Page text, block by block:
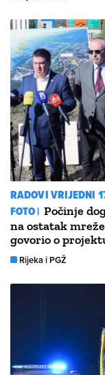
RADOVI VRIJEDNI
FOTO | Počinje
na ostatak
govorio o
Rijeka i PGŽ